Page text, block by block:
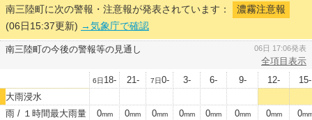
南三陸町に次の警報・注意報が発表されています：
濃霧注意報
(06日15:37更新) →気象庁で確認
南三陸町の今後の警報等の見通し 06日 17:06発表
全項目表示
6日 18- 21- 7日0- 3- 6- 9- 12-
15-
大雨浸水
雨 / １時間最大雨量
0mm 0mm 0mm 0mm 0mm 0mm 0mm 0